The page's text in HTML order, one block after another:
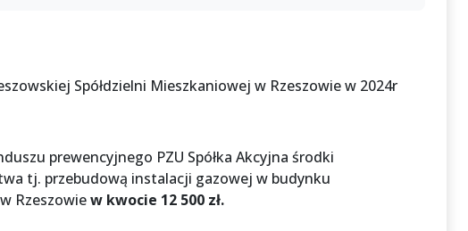
Spółdzielni Mieszkaniowej w Rzeszowie w 2024r
prewencyjnego PZU Spółka Akcyjna środki
tj. przebudową instalacji gazowej w budynku
Rzeszowiew kwocie 12 500 zł.